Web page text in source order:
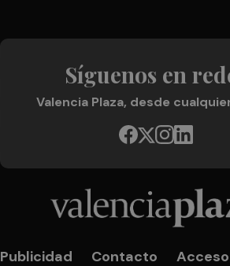
Síguenos en
Valencia Plaza, desde
Publicidad Contacto